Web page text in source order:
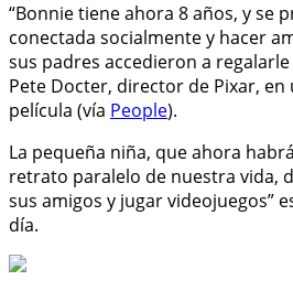
“Bonnie tiene ahora 8 años, y se
conectada socialmente y hacer
sus padres accedieron a regalarle
Pete Docter, director de Pixar,
película (vía People).
La pequeña niña, que ahora
retrato paralelo de nuestra vida,
sus amigos y jugar videojuegos”
día.